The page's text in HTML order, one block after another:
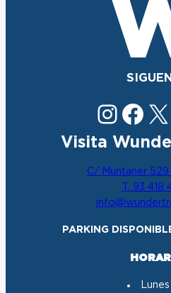
InstagramFacebook X
Visita
C/ Muntaner 529
T. 93 418
PARKING